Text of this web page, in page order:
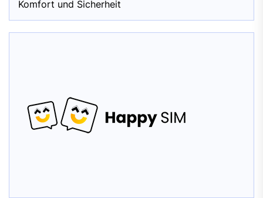
Komfort und Sicherheit